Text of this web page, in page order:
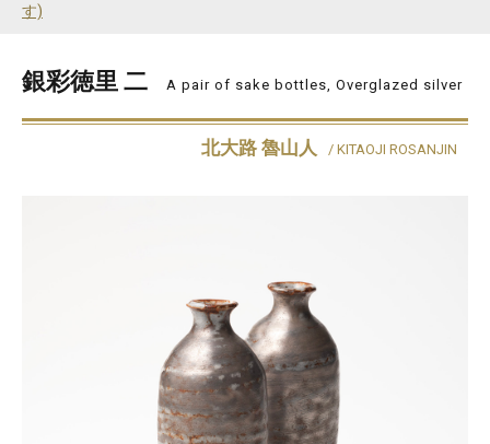
す)
銀彩徳里 二 A pair of sake bottles, Overglazed silver
北大路 魯山人 / KITAOJI ROSANJIN